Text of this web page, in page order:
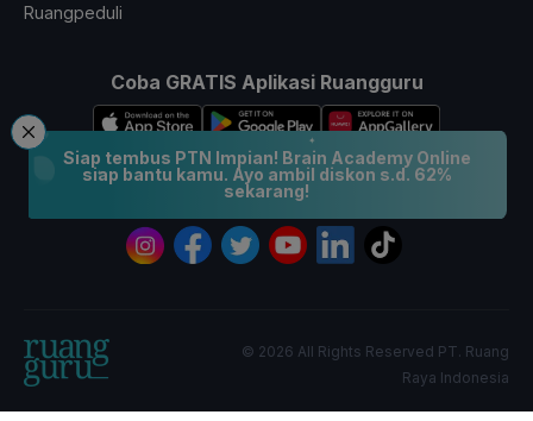
Siap tembus PTN Impian! Brain Academy Online
siap bantu kamu. Ayo ambil diskon s.d. 62%
sekarang!
Ruangpeduli
Coba GRATIS Aplikasi Ruangguru
Ikuti Kami
© 2026 All Rights Reserved PT. Ruang
Raya Indonesia